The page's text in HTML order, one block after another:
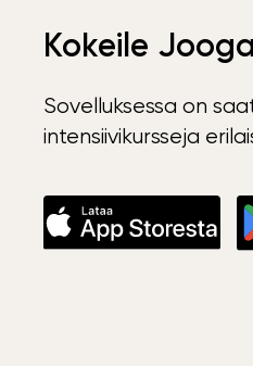
Kokeile
Sovelluksessa on
intensiivikursseja